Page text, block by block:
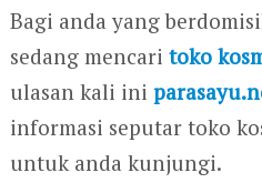
Bagi anda yang
sedang mencari toko
ulasan kali ini
informasi seputar toko
untuk anda kunjungi.